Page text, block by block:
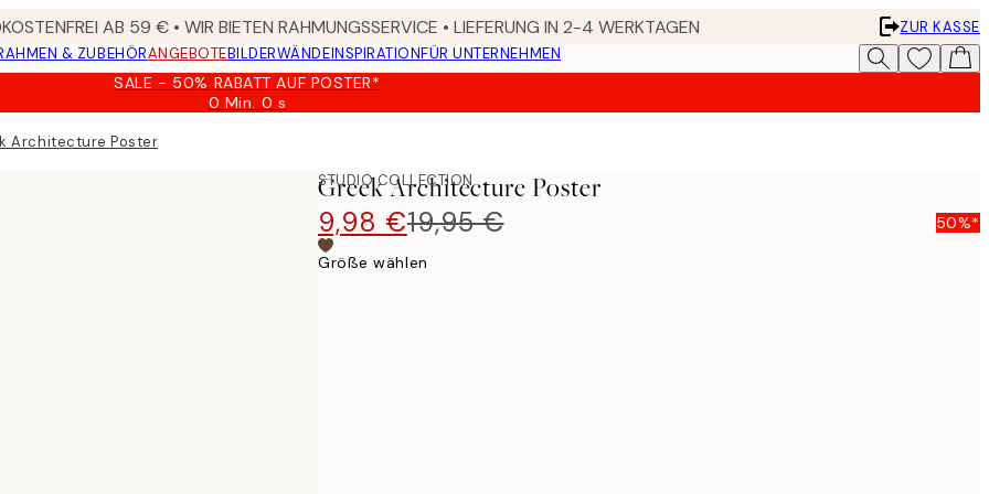
AB 59 € • WIR BIETEN RAHMUNGSSERVICE • LIEFERUNG IN 2-4 WERKTAGEN
ZUR KASSE
& ZUBEHÖRANGEBOTEBILDERWÄNDEINSPIRATIONFÜR UNTERNEHMEN
SALE - 50% RABATT AUF POSTER*
0 Min. 0 s
Gültig
Architecture Poster
STUDIO COLLECTION
Greek Architecture Poster
9,98 €19,95 € 50%*
Größe wählen